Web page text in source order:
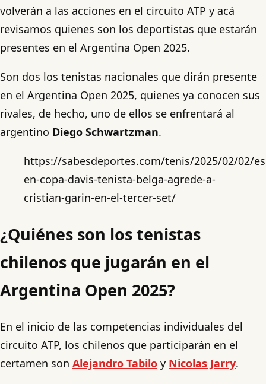
volverán a las acciones en el circuito ATP y acá
revisamos quienes son los deportistas que estarán
presentes en el Argentina Open 2025.
Son dos los tenistas nacionales que dirán presente
en el Argentina Open 2025, quienes ya conocen sus
rivales, de hecho, uno de ellos se enfrentará al
argentino Diego Schwartzman.
https://sabesdeportes.com/tenis/2025/02/02/
en-copa-davis-tenista-belga-agrede-a-
cristian-garin-en-el-tercer-set/
¿Quiénes son los tenistas
chilenos que jugarán en el
Argentina Open 2025?
En el inicio de las competencias individuales del
circuito ATP, los chilenos que participarán en el
certamen son Alejandro Tabilo y Nicolas Jarry.